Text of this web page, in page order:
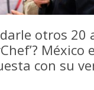
otros 20
México
con su